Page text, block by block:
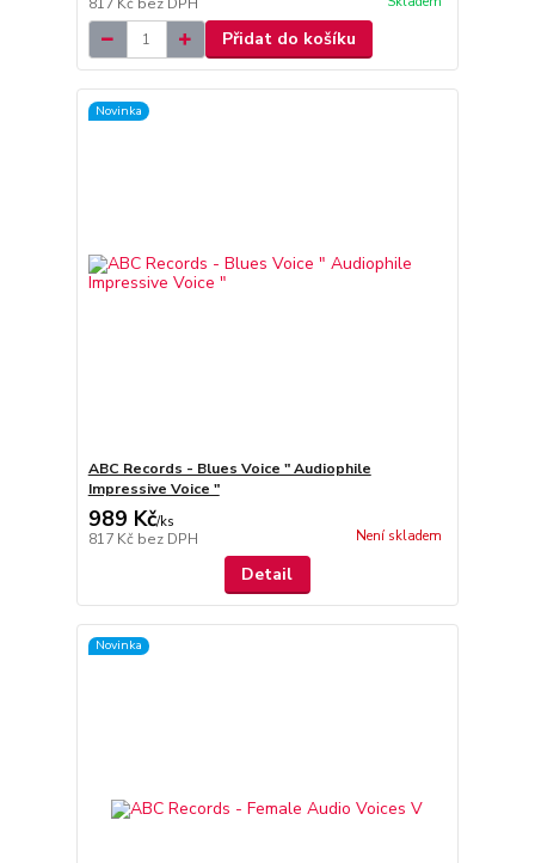
817 Kč bez DPH
Přidat do košíku
Novinka
ABC Records - Blues Voice " Audiophile
Impressive Voice "
989 Kč/ks
817 Kč bez DPH Není skladem
Detail
Novinka